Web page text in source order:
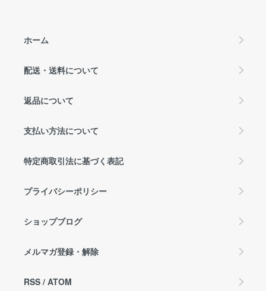
ホーム
配送・送料について
返品について
支払い方法について
特定商取引法に基づく表記
プライバシーポリシー
ショップブログ
メルマガ登録・解除
RSS / ATOM